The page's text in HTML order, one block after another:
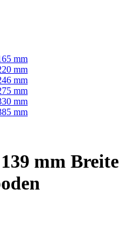
mm
mm
mm
mm
mm
mm
mm Breite